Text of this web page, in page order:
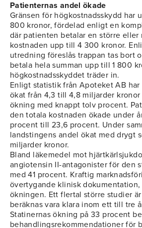
Patienternas andel ökade
Gränsen för högkostnadsskydd har
800 kronor, fördelad enligt en
där patienten betalar en större eller
kostnaden upp till 4 300 kronor.
utredning föreslås trappan tas bort
betala hela summan upp till 1 800
högkostnadsskyddet träder in.
Enligt statistik från Apoteket AB
ökat från 4,3 till 4,8 miljarder
ökning med knappt tolv procent.
den totala kostnaden ökade under
procent till 23,6 procent. Under
landstingens andel ökat med drygt
miljarder kronor.
Bland läkemedel mot
angiotensin II-antagonister för den
med 41 procent. Kraftig
övertygande klinisk
ökningen. Ett flertal större studier
beräknas vara klara inom ett till tre
Statinernas ökning på 33 procent
behandlingsrekommendationer för